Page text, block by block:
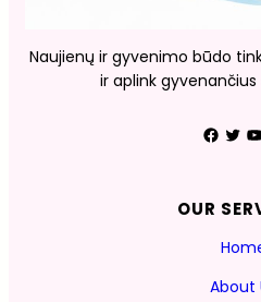
Naujienų ir gyvenimo būdo
ir aplink
Facebook Twitter YouTube
OUR
About